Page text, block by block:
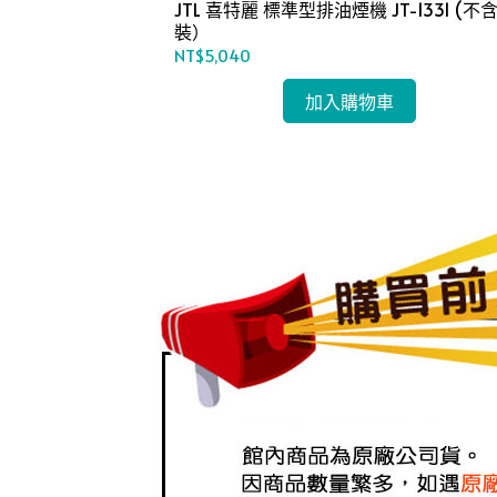
JTL 喜特麗 標準型排油煙機 JT-1331 (不含安
裝）
NT$5,040
加入購物車